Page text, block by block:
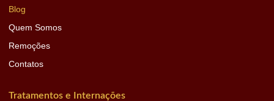
Blog
Quem Somos
Remoções
Contatos
Tratamentos e Internações